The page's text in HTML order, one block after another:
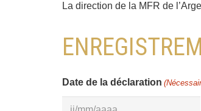
La direction de la MFR de
Date de la déclaration